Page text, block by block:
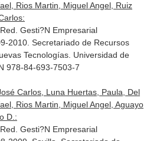
Rios Martin, Miguel Angel, Ruiz
Gesti?N Empresarial
2010. Secretariado de Recursos
Tecnologías. Universidad de
978-84-693-7503-7
Carlos, Luna Huertas, Paula, Del
Rios Martin, Miguel Angel, Aguayo
D.:
Gesti?N Empresarial